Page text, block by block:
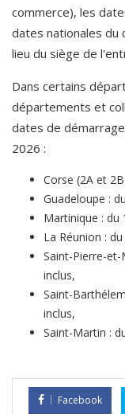
commerce), les
dates nationales du
lieu du siège de
Dans certains
départements et
dates de
2026 :
Corse (2A et
Guadeloupe :
Martinique : du
La Réunion :
Saint-Pierre-
inclus,
Saint-
inclus,
Saint-Martin :
Facebook